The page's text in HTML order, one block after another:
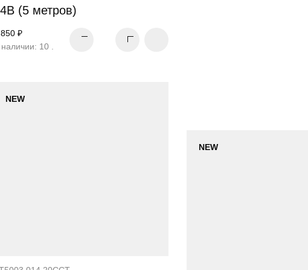
(5 метров)
₽
10 .
NEW
NEW